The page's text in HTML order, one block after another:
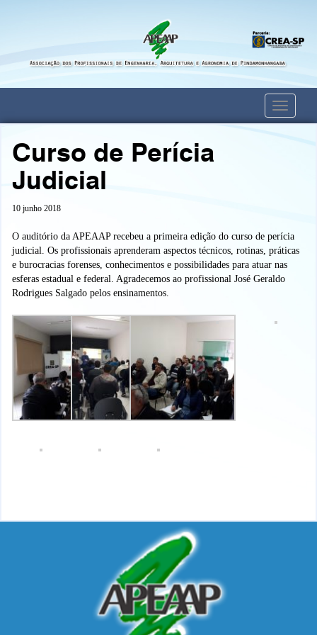
Toggle
Curso de Perícia
Judicial
10 junho 2018
O auditório da APEAAP recebeu a primeira edição do curso de perícia
judicial. Os profissionais aprenderam aspectos técnicos, rotinas, práticas
e burocracias forenses, conhecimentos e possibilidades para atuar nas
esferas estadual e federal. Agradecemos ao profissional José Geraldo
Rodrigues Salgado pelos ensinamentos.